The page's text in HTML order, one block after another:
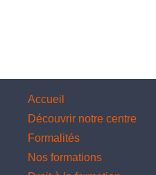
Accueil
Découvrir notre centre
Formalités
Nos formations